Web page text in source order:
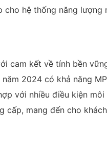
cho hệ thống năng
cam kết về tính bền
2024 có khả năng
với nhiều điều kiện
mang đến cho